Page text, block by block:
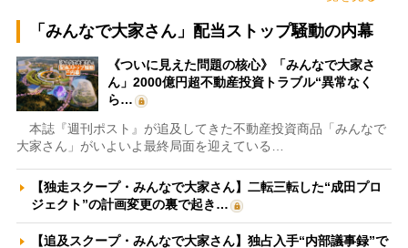
「みんなで大家さん」配当ストップ騒動の内幕
《ついに見えた問題の核心》「みんなで大家さ
ん」2000億円超不動産投資トラブル“異常なく
ら…
本誌『週刊ポスト』が追及してきた不動産投資商品「みんなで
大家さん」がいよいよ最終局面を迎えている…
【独走スクープ・みんなで大家さん】二転三転した“成田プロ
ジェクト”の計画変更の裏で起き…
【追及スクープ・みんなで大家さん】独占入手“内部議事録”で